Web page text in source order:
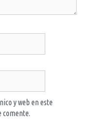
y web en este
comente.